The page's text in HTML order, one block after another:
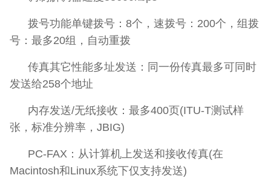
拨号功能单键拨号：8个，速拨号：200个，组拨
号：最多20组，自动重拨
传真其它性能多址发送：同一份传真最多可同时
发送给258个地址
内存发送/无纸接收：最多400页(ITU-T测试样
张，标准分辨率，JBIG)
PC-FAX：从计算机上发送和接收传真(在
Macintosh和Linux系统下仅支持发送)